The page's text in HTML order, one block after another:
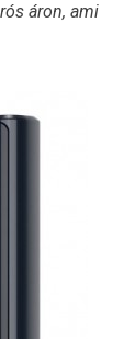
áron, ami